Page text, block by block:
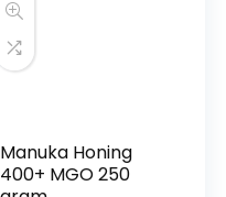
Manuka Honing
400+ MGO 250